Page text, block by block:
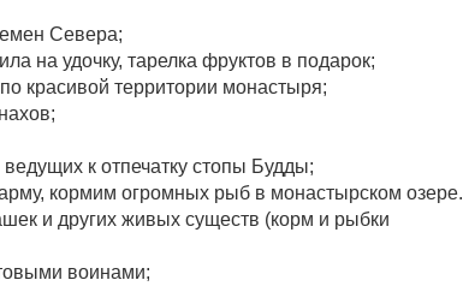
Севера;
на удочку, тарелка фруктов в подарок;
красивой территории монастыря;
к отпечатку стопы Будды;
кормим огромных рыб в монастырском озере.
и других живых существ (корм и рыбки
воинами;